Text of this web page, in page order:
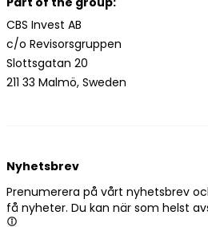
CBS Invest AB
c/o Revisorsgruppen
Slottsgatan 20
211 33 Malmö, Sweden
Nyhetsbrev
Prenumerera på vårt nyhetsbrev
få nyheter. Du kan när som helst